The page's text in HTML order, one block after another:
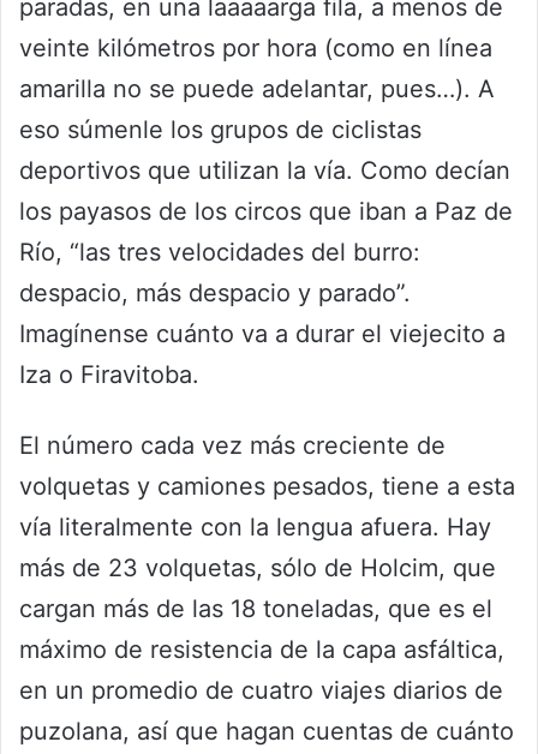
paradas, en una laaaaarga fila, a menos de
veinte kilómetros por hora (como en línea
amarilla no se puede adelantar, pues…). A
eso súmenle los grupos de ciclistas
deportivos que utilizan la vía. Como decían
los payasos de los circos que iban a Paz de
Río, “las tres velocidades del burro:
despacio, más despacio y parado”.
Imagínense cuánto va a durar el viejecito a
Iza o Firavitoba.
El número cada vez más creciente de
volquetas y camiones pesados, tiene a esta
vía literalmente con la lengua afuera. Hay
más de 23 volquetas, sólo de Holcim, que
cargan más de las 18 toneladas, que es el
máximo de resistencia de la capa asfáltica,
en un promedio de cuatro viajes diarios de
puzolana, así que hagan cuentas de cuánto